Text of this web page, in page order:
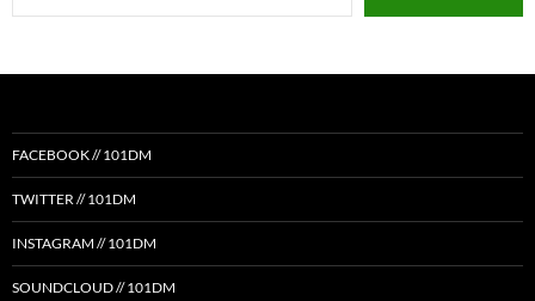
FACEBOOK // 101DM
TWITTER // 101DM
INSTAGRAM // 101DM
SOUNDCLOUD // 101DM